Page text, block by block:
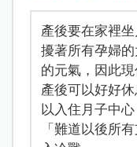
產後要在家裡
擾著所有孕婦
的元氣，因此
產後可以好好
以入住月子中
「難道以後所